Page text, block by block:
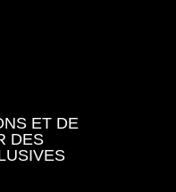
ET DE
DES